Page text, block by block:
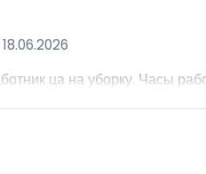
ца на уборку. Часы